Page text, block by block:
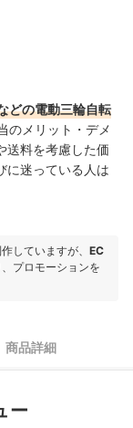
どの電動三輪自転
のメリット・デメ
送料を考慮した価
に迷っている人は
していますが、 EC
プロモーションを
商品詳細
ー